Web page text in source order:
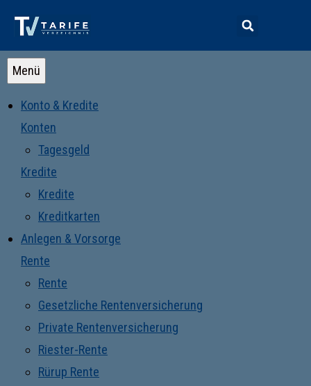
Menü
Konto & Kredite
Konten
Tagesgeld
Kredite
Kredite
Kreditkarten
Anlegen & Vorsorge
Rente
Rente
Gesetzliche Rentenversicherung
Private Rentenversicherung
Riester-Rente
Rürup Rente